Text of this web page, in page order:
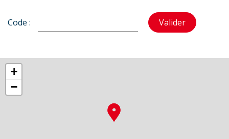
Code : Valider
+
−